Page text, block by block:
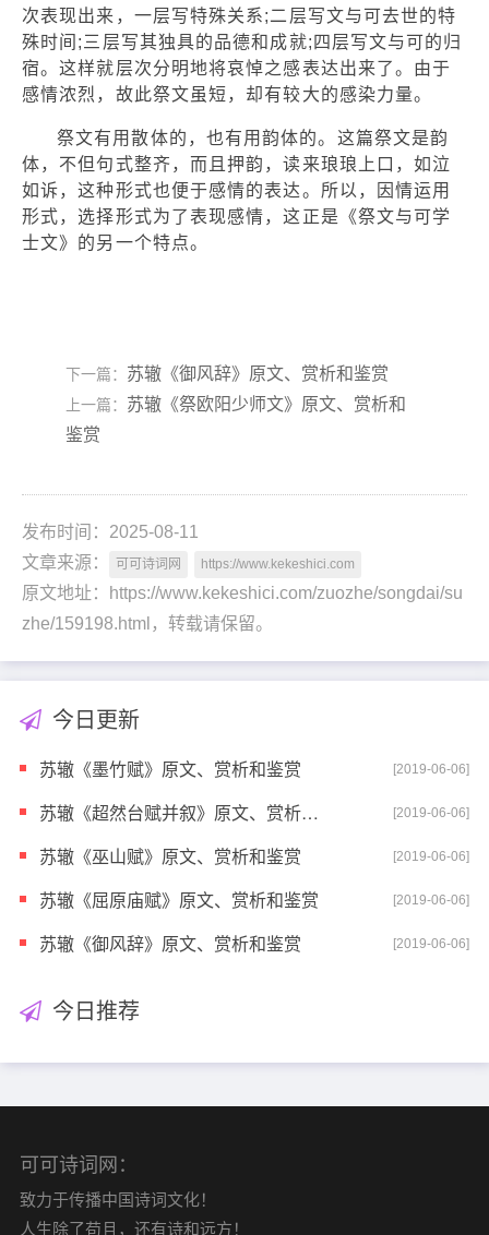
次表现出来，一层写特殊关系;二层写文与可去世的特
殊时间;三层写其独具的品德和成就;四层写文与可的归
宿。这样就层次分明地将哀悼之感表达出来了。由于
感情浓烈，故此祭文虽短，却有较大的感染力量。
祭文有用散体的，也有用韵体的。这篇祭文是韵
体，不但句式整齐，而且押韵，读来琅琅上口，如泣
如诉，这种形式也便于感情的表达。所以，因情运用
形式，选择形式为了表现感情，这正是《祭文与可学
士文》的另一个特点。
下一篇： 苏辙《御风辞》原文、赏析和鉴赏
上一篇： 苏辙《祭欧阳少师文》原文、赏析和
鉴赏
发布时间：2025-08-11
文章来源：
可可诗词网 https://www.kekeshici.com
原文地址：https://www.kekeshici.com/zuozhe/songdai/su
zhe/159198.html，转载请保留。
今日更新
苏辙《墨竹赋》原文、赏析和鉴赏 [2019-06-06]
苏辙《超然台赋并叙》原文、赏析和鉴赏 [2019-06-06]
苏辙《巫山赋》原文、赏析和鉴赏 [2019-06-06]
苏辙《屈原庙赋》原文、赏析和鉴赏 [2019-06-06]
苏辙《御风辞》原文、赏析和鉴赏 [2019-06-06]
今日推荐
可可诗词网：
致力于传播中国诗词文化！
人生除了苟且，还有诗和远方！